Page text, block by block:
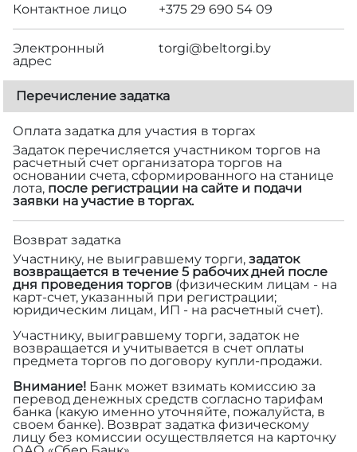
Контактное лицо +375 29 690 54 09
Электронный
адрес
torgi@beltorgi.by
Перечисление задатка
Оплата задатка для участия в торгах
Задаток перечисляется участником торгов на
расчетный счет организатора торгов на
основании счета, сформированного на станице
лота, после регистрации на сайте и подачи
заявки на участие в торгах.
Возврат задатка
Участнику, не выигравшему торги, задаток
возвращается в течение 5 рабочих дней после
дня проведения торгов (физическим лицам - на
карт-счет, указанный при регистрации;
юридическим лицам, ИП - на расчетный счет).
Участнику, выигравшему торги, задаток не
возвращается и учитывается в счет оплаты
предмета торгов по договору купли-продажи.
Внимание! Банк может взимать комиссию за
перевод денежных средств согласно тарифам
банка (какую именно уточняйте, пожалуйста, в
своем банке). Возврат задатка физическому
лицу без комиссии осуществляется на карточку